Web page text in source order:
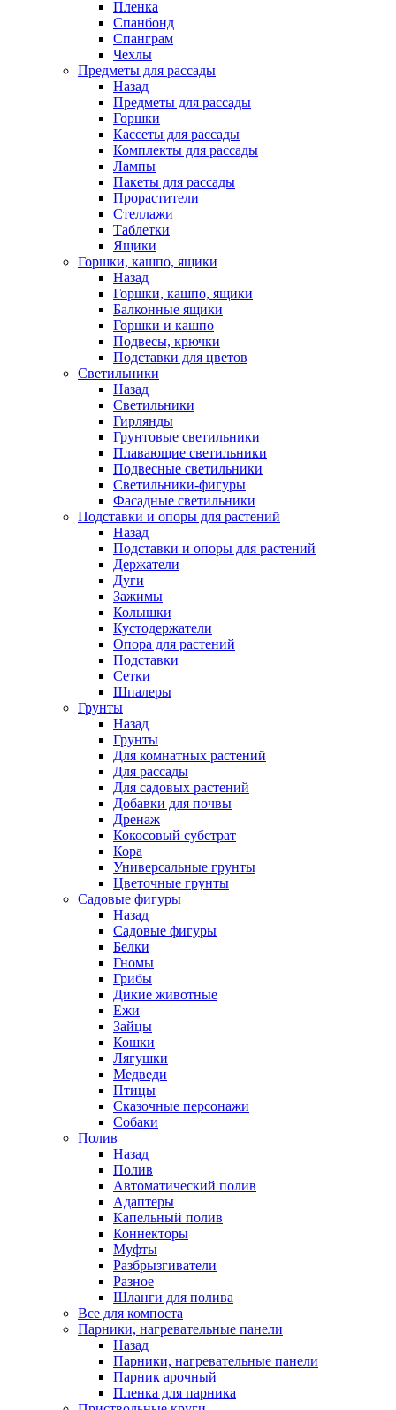
Пленка
Спанбонд
Спанграм
Чехлы
Предметы для рассады
Назад
Предметы для рассады
Горшки
Кассеты для рассады
Комплекты для рассады
Лампы
Пакеты для рассады
Прорастители
Стеллажи
Таблетки
Ящики
Горшки, кашпо, ящики
Назад
Горшки, кашпо, ящики
Балконные ящики
Горшки и кашпо
Подвесы, крючки
Подставки для цветов
Светильники
Назад
Светильники
Гирлянды
Грунтовые светильники
Плавающие светильники
Подвесные светильники
Светильники-фигуры
Фасадные светильники
Подставки и опоры для растений
Назад
Подставки и опоры для растений
Держатели
Дуги
Зажимы
Колышки
Кустодержатели
Опора для растений
Подставки
Сетки
Шпалеры
Грунты
Назад
Грунты
Для комнатных растений
Для рассады
Для садовых растений
Добавки для почвы
Дренаж
Кокосовый субстрат
Кора
Универсальные грунты
Цветочные грунты
Садовые фигуры
Назад
Садовые фигуры
Белки
Гномы
Грибы
Дикие животные
Ежи
Зайцы
Кошки
Лягушки
Медведи
Птицы
Сказочные персонажи
Собаки
Полив
Назад
Полив
Автоматический полив
Адаптеры
Капельный полив
Коннекторы
Муфты
Разбрызгиватели
Разное
Шланги для полива
Все для компоста
Парники, нагревательные панели
Назад
Парники, нагревательные панели
Парник арочный
Пленка для парника